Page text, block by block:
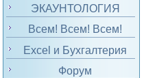
ЭКАУНТОЛОГИЯ
Всем! Всем! Всем!
Excel и Бухгалтерия
Форум